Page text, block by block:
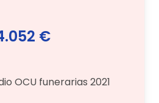
€
OCU funerarias 2021